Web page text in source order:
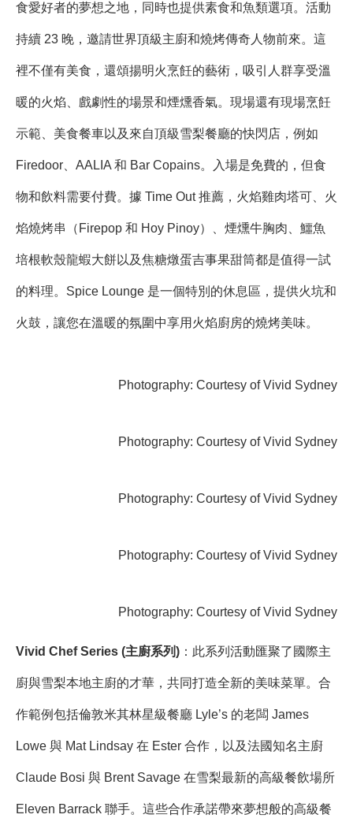
食愛好者的夢想之地，同時也提供素食和魚類選項。活動
持續 23 晚，邀請世界頂級主廚和燒烤傳奇人物前來。這
裡不僅有美食，還頌揚明火烹飪的藝術，吸引人群享受溫
暖的火焰、戲劇性的場景和煙燻香氣。現場還有現場烹飪
示範、美食餐車以及來自頂級雪梨餐廳的快閃店，例如
Firedoor、AALIA 和 Bar Copains。入場是免費的，但食
物和飲料需要付費。據 Time Out 推薦，火焰雞肉塔可、火
焰燒烤串（Firepop 和 Hoy Pinoy）、煙燻牛胸肉、鱷魚
培根軟殼龍蝦大餅以及焦糖燉蛋吉事果甜筒都是值得一試
的料理。Spice Lounge 是一個特別的休息區，提供火坑和
火鼓，讓您在溫暖的氛圍中享用火焰廚房的燒烤美味。
Photography: Courtesy of Vivid Sydney
Photography: Courtesy of Vivid Sydney
Photography: Courtesy of Vivid Sydney
Photography: Courtesy of Vivid Sydney
Photography: Courtesy of Vivid Sydney
Vivid Chef Series (主廚系列) ：此系列活動匯聚了國際主
廚與雪梨本地主廚的才華，共同打造全新的美味菜單。合
作範例包括倫敦米其林星級餐廳 Lyle’s 的老闆 James
Lowe 與 Mat Lindsay 在 Ester 合作，以及法國知名主廚
Claude Bosi 與 Brent Savage 在雪梨最新的高級餐飲場所
Eleven Barrack 聯手。這些合作承諾帶來夢想般的高級餐